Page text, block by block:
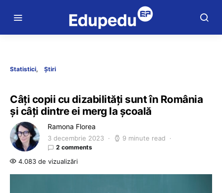
Statistici Știri
Câți copii cu dizabilități sunt în România
și câți dintre ei merg la școală
Ramona Florea
3 decembrie 2023 9 minute read
2 comments
4.083 de vizualizări